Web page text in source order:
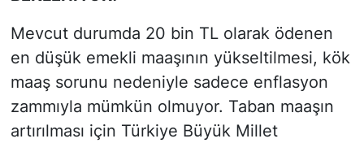
Mevcut durumda 20 bin TL olarak ödenen
en düşük emekli maaşının yükseltilmesi, kök
maaş sorunu nedeniyle sadece enflasyon
zammıyla mümkün olmuyor. Taban maaşın
artırılması için Türkiye Büyük Millet